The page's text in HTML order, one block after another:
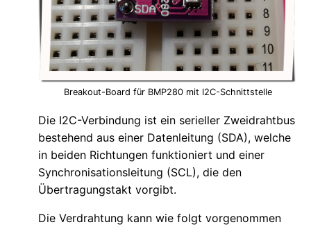
Breakout-Board für BMP280 mit I2C-Schnittstelle
Die I2C-Verbindung ist ein serieller Zweidrahtbus
bestehend aus einer Datenleitung (SDA), welche
in beiden Richtungen funktioniert und einer
Synchronisationsleitung (SCL), die den
Übertragungstakt vorgibt.
Die Verdrahtung kann wie folgt vorgenommen